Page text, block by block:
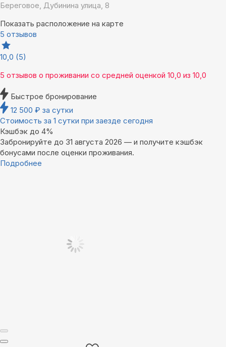
Береговое, Дубинина улица, 8
Показать расположение на карте
5 отзывов
10,0 (5)
5 отзывов о проживании со средней оценкой 10,0 из 10,0
Быстрое бронирование
12 500 ₽ за сутки
Стоимость за 1 сутки при заезде сегодня
Кэшбэк до 4%
Забронируйте до 31 августа 2026 — и получите кэшбэк
бонусами после оценки проживания.
Подробнее